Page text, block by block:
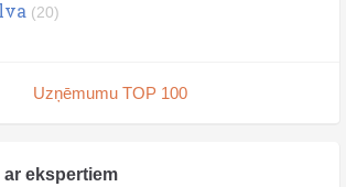
(20)
Uzņēmumu TOP 100
ar ekspertiem